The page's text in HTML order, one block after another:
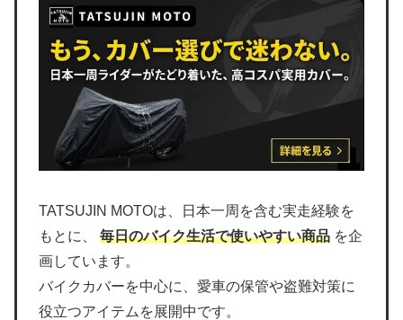
TATSUJIN MOTOは、日本一周を含む実走経験を
もとに、 毎日のバイク生活で使いやすい商品 を企
画しています。
バイクカバーを中心に、愛車の保管や盗難対策に
役立つアイテムを展開中です。